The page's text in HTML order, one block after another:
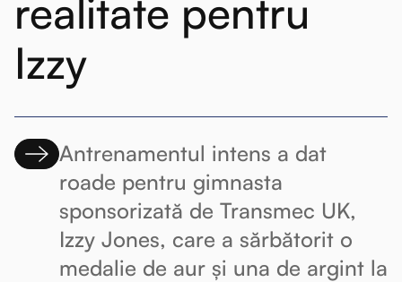
realitate pentru
Izzy
Antrenamentul intens a dat
roade pentru gimnasta
sponsorizată de Transmec UK,
Izzy Jones, care a sărbătorit o
medalie de aur și una de argint la